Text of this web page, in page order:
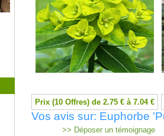
Prix (10 Offres) de 2.75 € à 7.04 €
Vos avis sur: Euphorbe
>> Déposer un témoignage